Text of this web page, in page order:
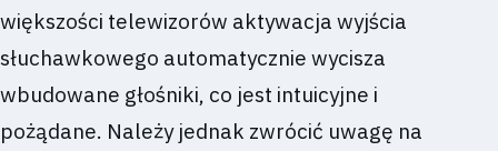
większości telewizorów aktywacja wyjścia
słuchawkowego automatycznie wycisza
wbudowane głośniki, co jest intuicyjne i
pożądane. Należy jednak zwrócić uwagę na